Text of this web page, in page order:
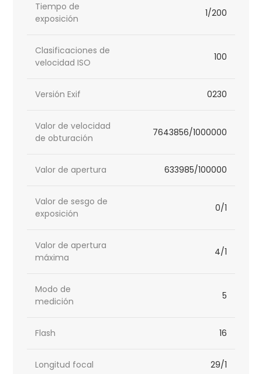
Tiempo de
exposición
1/200
Clasificaciones de
velocidad ISO
100
Versión Exif 0230
Valor de velocidad
de obturación
7643856/1000000
Valor de apertura 633985/100000
Valor de sesgo de
exposición
0/1
Valor de apertura
máxima
4/1
Modo de
medición
5
Flash 16
Longitud focal 29/1